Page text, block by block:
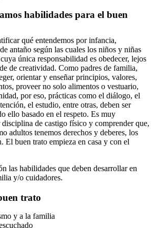
habilidades para el buen
qué entendemos por infancia,
antaño según las cuales los niños y niñas
única responsabilidad es obedecer, lejos
de creatividad. Como padres de familia,
orientar y enseñar principios, valores,
proveer no solo alimentos o vestuario,
por eso, prácticas como el diálogo, el
el estudio, entre otras, deben ser
ello basado en el respeto. Es muy
de castigo físico y comprender que,
adultos tenemos derechos y deberes, los
El buen trato empieza en casa y con el
las habilidades que deben desarrollar en
y/o cuidadores.
trato
y a la familia